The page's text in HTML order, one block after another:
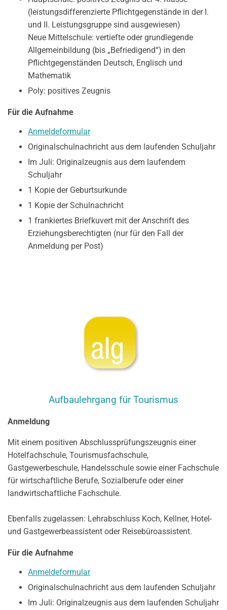
(leistungsdifferenzierte Pflichtgegenstände in der I.
und II. Leistungsgruppe sind ausgewiesen)
Neue Mittelschule: vertiefte oder grundlegende
Allgemeinbildung (bis „Befriedigend“) in den
Pflichtgegenständen Deutsch, Englisch und
Mathematik
Poly: positives Zeugnis
Für die Aufnahme
Anmeldeformular
Originalschulnachricht aus dem laufenden Schuljahr
Im Juli: Originalzeugnis aus dem laufendem
Schuljahr
1 Kopie der Geburtsurkunde
1 Kopie der Schulnachricht
1 frankiertes Briefkuvert mit der Anschrift des
Erziehungsberechtigten (nur für den Fall der
Anmeldung per Post)
Aufbaulehrgang für Tourismus
Anmeldung
Mit einem positiven Abschlussprüfungszeugnis einer
Hotelfachschule, Tourismusfachschule,
Gastgewerbeschule, Handelsschule sowie einer Fachschule
für wirtschaftliche Berufe, Sozialberufe oder einer
landwirtschaftliche Fachschule.
Ebenfalls zugelassen: Lehrabschluss Koch, Kellner, Hotel-
und Gastgewerbeassistent oder Reisebüroassistent.
Für die Aufnahme
Anmeldeformular
Originalschulnachricht aus dem laufenden Schuljahr
Im Juli: Originalzeugnis aus dem laufenden Schuljahr